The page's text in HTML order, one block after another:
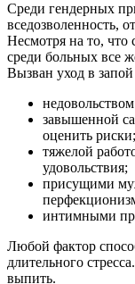
Среди гендерных
вседозволенность,
Несмотря на то, что
среди больных все
Вызван уход в
завышенной
оценить риски;
тяжелой
удовольствия;
присущими
интимными
Любой фактор
длительного
выпить.